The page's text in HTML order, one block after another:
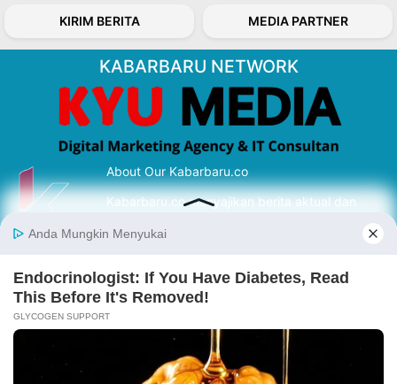
KIRIM BERITA MEDIA PARTNER
KABARBARU NETWORK
About Our Kabarbaru.co
Kabarbaru.co menyajikan berita aktual dan
serta terverifikasi dari sumber yang tepat.
Follow Kabarbaru